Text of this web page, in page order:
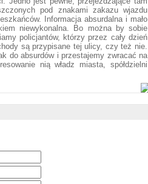
pod znakami zakazu wjazdu
Informacja absurdalna i mało
niewykonalna. Bo można by sobie
policjantów, którzy przez cały dzień
są przypisane tej ulicy, czy też nie.
do absurdów i przestajemy zwracać na
nią władz miasta, spółdzielni